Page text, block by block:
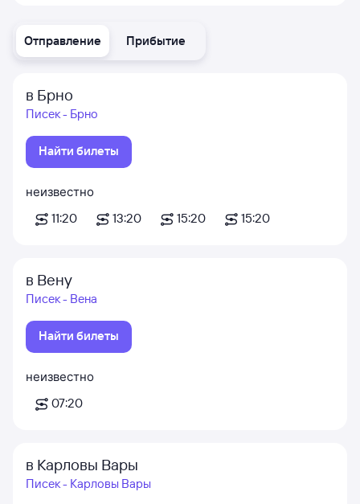
Отправление Прибытие
в Брно
Писек - Брно
Найти билеты
неизвестно
11:20
13:20 15:20 15:20
в Вену
Писек - Вена
Найти билеты
неизвестно
07:20
в Карловы Вары
Писек - Карловы Вары